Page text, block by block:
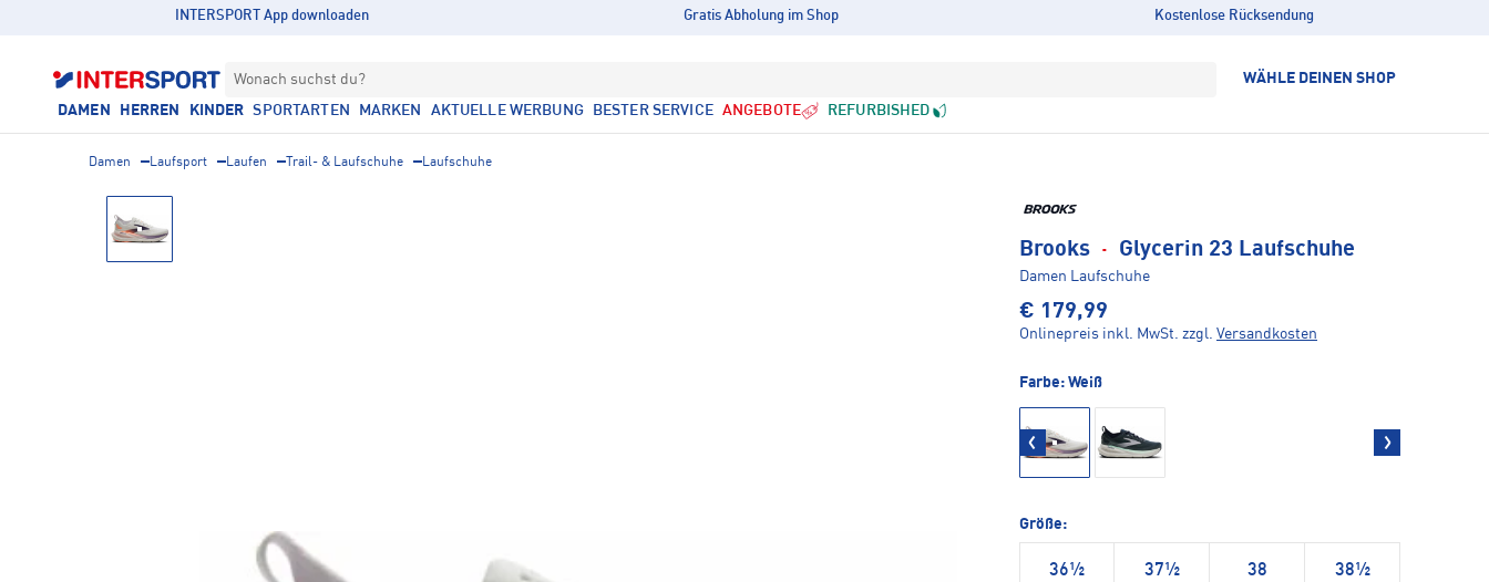
INTERSPORT App downloaden Gratis Abholung im Shop Kostenlose Rücksendung
Wonach suchst du? WÄHLE DEINEN SHOP
DAMEN HERREN KINDER SPORTARTEN MARKEN AKTUELLE WERBUNG BESTER SERVICE ANGEBOTE REFURBISHED
Damen Laufsport Laufen Trail- & Laufschuhe Laufschuhe
Brooks · Glycerin 23 Laufschuhe
Damen Laufschuhe
€ 179,99
Onlinepreis inkl. MwSt. zzgl. Versandkosten
Farbe: Weiß
Größe:
36½ 37½ 38 38½